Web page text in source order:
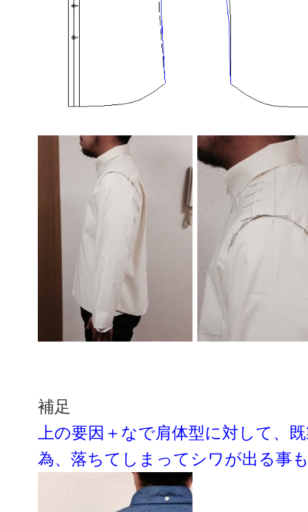
補足
上の要因＋なで肩体型に対して、
為、落ちてしまってシワが出る事